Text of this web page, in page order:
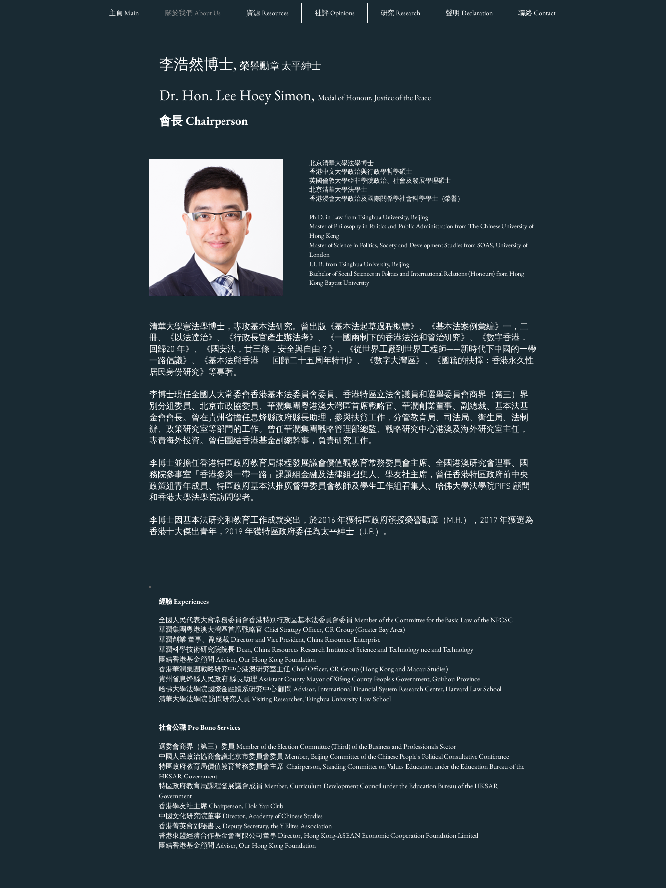
主頁 Main 關於我們 About Us 資源 Resources 社評 Opinions 研究 Research 聲明 Declaration 聯絡 Contact
李浩然博士, 榮譽勳章 太平紳士
Dr. Hon. Lee Hoey Simon, Medal of Honour, Justice of the Peace
會長 Chairperson
北京清華大學法學博士
香港中文大學政治與行政學哲學碩士
英國倫敦大學亞非學院政治、社會及發展學理碩士
北京清華大學法學士
香港浸會大學政治及國際關係學社會科學學士（榮譽）
Ph.D. in Law from Tsinghua University, Beijing
Master of Philosophy in Politics and Public Administration from The Chinese University of
Hong Kong
Master of Science in Politics, Society and Development Studies from SOAS, University of
London
LL.B. from Tsinghua University, Beijing
Bachelor of Social Sciences in Politics and International Relations (Honours) from Hong
Kong Baptist University
清華大學憲法學博士，專攻基本法研究。曾出版《基本法起草過程概覽》、《基本法案例彙編》一，二
冊、《以法達治》、《行政長官產生辦法考》、《一國兩制下的香港法治和管治研究》、《數字香港．
回歸20 年》、《國安法，廿三條，安全與自由？》、《從世界工廠到世界工程師——新時代下中國的一帶
一路倡議》、《基本法與香港——回歸二十五周年特刊》、《數字大灣區》、《國籍的抉擇：香港永久性
居民身份研究》等專著。
李博士現任全國人大常委會香港基本法委員會委員、香港特區立法會議員和選舉委員會商界（第三）界
別分組委員、北京市政協委員、華潤集團粵港澳大灣區首席戰略官、華潤創業董事、副總裁、基本法基
金會會長。曾在貴州省擔任息烽縣政府縣長助理，參與扶貧工作，分管教育局、司法局、衛生局、法制
辦、政策研究室等部門的工作。曾任華潤集團戰略管理部總監、戰略研究中心港澳及海外研究室主任，
專責海外投資。曾任團結香港基金副總幹事，負責研究工作。
李博士並擔任香港特區政府教育局課程發展議會價值觀教育常務委員會主席、全國港澳研究會理事、國
務院參事室「香港參與一帶一路」課題組金融及法律組召集人、學友社主席，曾任香港特區政府前中央
政策組青年成員、特區政府基本法推廣督導委員會教師及學生工作組召集人、哈佛大學法學院PIFS 顧問
和香港大學法學院訪問學者。
李博士因基本法研究和教育工作成就突出，於2016 年獲特區政府頒授榮譽勳章（M.H.），2017 年獲選為
香港十大傑出青年，2019 年獲特區政府委任為太平紳士（J.P.）。
經驗 Experiences
全國人民代表大會常務委員會香港特別行政區基本法委員會委員 Member of the Committee for the Basic Law of the NPCSC
華潤集團粵港澳大灣區首席戰略官 Chief Strategy Officer, CR Group (Greater Bay Area)
華潤創業 董事、副總裁 Director and Vice President, China Resources Enterprise
華潤科學技術研究院院長 Dean,China Resources Research Institute of Science and Technology nce and Technology
團結香港基金顧問 Adviser, Our Hong Kong Foundation
香港華潤集團戰略研究中心港澳研究室主任 Chief Officer, CR Group (Hong Kong and Macau Studies)
貴州省息烽縣人民政府 縣長助理 Assistant County Mayor of Xifeng County People's Government, Guizhou Province
哈佛大學法學院國際金融體系研究中心 顧問 Advisor, International Financial System Research Center, Harvard Law School
清華大學法學院 訪問研究人員 Visiting Researcher, Tsinghua University Law School
社會公職 Pro Bono Services
選委會商界（第三）委員 Member of the Election Committee (Third) of the Business and Professionals Sector
中國人民政治協商會議北京市委員會委員 Member, Beijing Committee of the Chinese People's Political Consultative Conference
特區政府教育局價值教育常務委員會主席 Chairperson, Standing Committee on Values Education under the Education Bureau of the
HKSAR Government
特區政府教育局課程發展議會成員 Member, Curriculum Development Council under the Education Bureau of the HKSAR
Government
​香港學友社主席 Chairperson, Hok Yau Club
中國文化研究院董事 Director, Academy of Chinese Studies
香港菁英會副秘書長 Deputy Secretary, the Y.Elites Association
香港東盟經濟合作基金會有限公司董事 Director, Hong Kong-ASEAN Economic Cooperation Foundation Limited
團結香港基金顧問 Adviser, Our Hong Kong Foundation